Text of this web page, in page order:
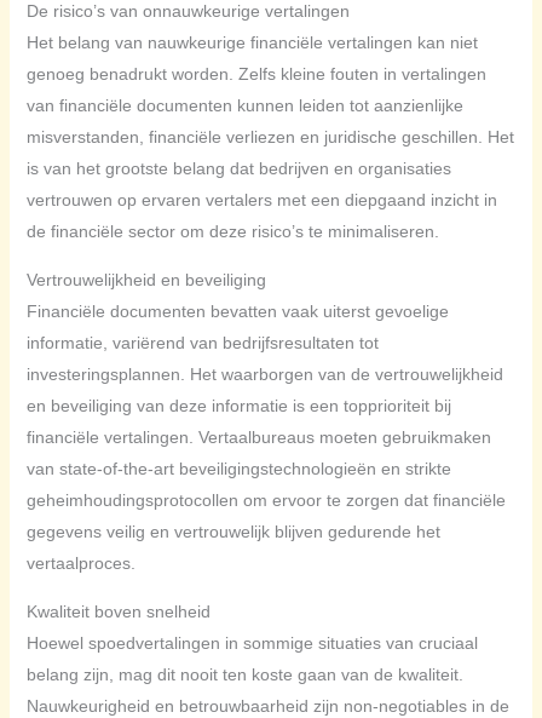
De risico’s van onnauwkeurige vertalingen
Het belang van nauwkeurige financiële vertalingen kan niet
genoeg benadrukt worden. Zelfs kleine fouten in vertalingen
van financiële documenten kunnen leiden tot aanzienlijke
misverstanden, financiële verliezen en juridische geschillen. Het
is van het grootste belang dat bedrijven en organisaties
vertrouwen op ervaren vertalers met een diepgaand inzicht in
de financiële sector om deze risico’s te minimaliseren.
Vertrouwelijkheid en beveiliging
Financiële documenten bevatten vaak uiterst gevoelige
informatie, variërend van bedrijfsresultaten tot
investeringsplannen. Het waarborgen van de vertrouwelijkheid
en beveiliging van deze informatie is een topprioriteit bij
financiële vertalingen. Vertaalbureaus moeten gebruikmaken
van state-of-the-art beveiligingstechnologieën en strikte
geheimhoudingsprotocollen om ervoor te zorgen dat financiële
gegevens veilig en vertrouwelijk blijven gedurende het
vertaalproces.
Kwaliteit boven snelheid
Hoewel spoedvertalingen in sommige situaties van cruciaal
belang zijn, mag dit nooit ten koste gaan van de kwaliteit.
Nauwkeurigheid en betrouwbaarheid zijn non-negotiables in de